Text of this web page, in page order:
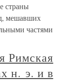
страны
мешавших
частями
Римская
н. э. и в